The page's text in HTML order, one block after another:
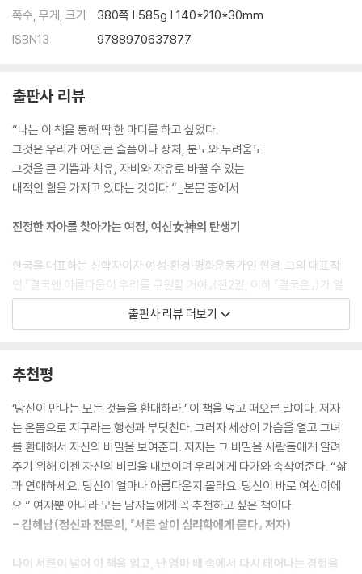
쪽수, 무게, 크기
380쪽 | 585g | 140*210*30mm
ISBN13
9788970637877
출판사 리뷰
“나는 이 책을 통해 딱 한 마디를 하고 싶었다.
그것은 우리가 어떤 큰 슬픔이나 상처, 분노와 두려움도
그것을 큰 기쁨과 치유, 자비와 자유로 바꿀 수 있는
내적인 힘을 가지고 있다는 것이다.”_본문 중에서
진정한 자아를 찾아가는 여정, 여신女神의 탄생기
한국을 대표하는 신학자이자 여성·환경·평화운동가인 현경. 그의 대표작
인 『결국엔 아름다움이 우리를 구원할 거야』(전2권, 이하 『결국은』)가 열
림원에서 출간되었다. 부제에 붙은 “여신女神”이라는 단어가 조용히 시
선을 끈다. 이는 내면의 진정한 자아를 의미하는 메타포metaphor이다. 2
서 “여신”은 더 이상 낯선 말이 아니다. 독립적이고 자유롭고 행복한, 누가
보기에도 단연코 아름다운 여성을 우리는 “여신”이라고 부른다. 많은 이들
의 삶의 방향을 바꾼 것으로 유명한 『결국은』은 출간 후 오랜 시간이 지난
지금도 여전히 “진정한 자아를 찾기 위한 필독서”로 회자되고 있다. 삶이
나에게 무엇을 원하는지 깨달음으로써 자신도 행복해지고 이 세상과 지구
도 살려낼 수 있는 여신의 탄생기는 오늘날의 세계, 특히 오늘날의 한국사
회에서 더욱 절실하게 다가온다.
한국 여성의 자아 찾기 모험담
출판사 리뷰 더보기
추천평
‘당신이 만나는 모든 것들을 환대하라.’ 이 책을 덮고 떠오른 말이다. 저자
는 온몸으로 지구라는 행성과 부딪친다. 그러자 세상이 가슴을 열고 그녀
를 환대해서 자신의 비밀을 보여준다. 저자는 그 비밀을 사람들에게 알려
주기 위해 이젠 자신의 비밀을 내보이며 우리에게 다가와 속삭여준다. “삶
과 연애하세요. 당신이 얼마나 아름다운지 몰라요. 당신이 바로 여신이에
요.” 여자뿐 아니라 모든 남자들에게 꼭 추천하고 싶은 책이다.
- 김혜남(정신과 전문의, 『서른 살이 심리학에게 묻다』 저자)
나이 서른이 넘어 이 책을 읽고, 난 엄마 배 속에서 다시 태어나는 경험을